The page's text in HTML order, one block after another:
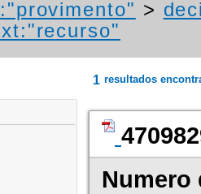
>
1 resultados
Numero